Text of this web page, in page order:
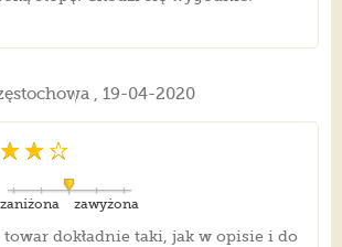
, 19-04-2020
zawyżona
zaniżona
towar dokładnie taki, jak w opisie i do